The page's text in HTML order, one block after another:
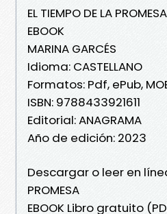
EL TIEMPO DE LA PROMESA
EBOOK
MARINA GARCÉS
Idioma: CASTELLANO
Formatos: Pdf, ePub,
ISBN: 9788433921611
Editorial: ANAGRAMA
Año de edición: 2023
Descargar o leer en línea
PROMESA
EBOOK Libro gratuito